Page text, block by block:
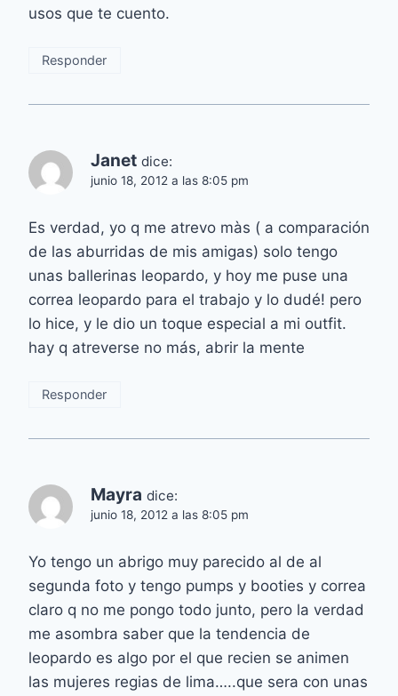
usos que te cuento.
Responder
Janet dice:
junio 18, 2012 a las 8:05 pm
Es verdad, yo q me atrevo màs ( a comparación
de las aburridas de mis amigas) solo tengo
unas ballerinas leopardo, y hoy me puse una
correa leopardo para el trabajo y lo dudé! pero
lo hice, y le dio un toque especial a mi outfit.
hay q atreverse no más, abrir la mente
Responder
Mayra dice:
junio 18, 2012 a las 8:05 pm
Yo tengo un abrigo muy parecido al de al
segunda foto y tengo pumps y booties y correa
claro q no me pongo todo junto, pero la verdad
me asombra saber que la tendencia de
leopardo es algo por el que recien se animen
las mujeres regias de lima…..que sera con unas